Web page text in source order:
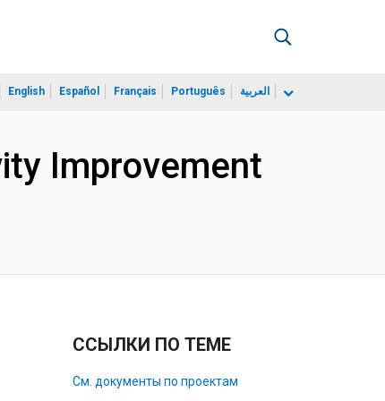
English Español Français Português العربية
Improvement
ССЫЛКИ ПО ТЕМЕ
См. документы по проектам